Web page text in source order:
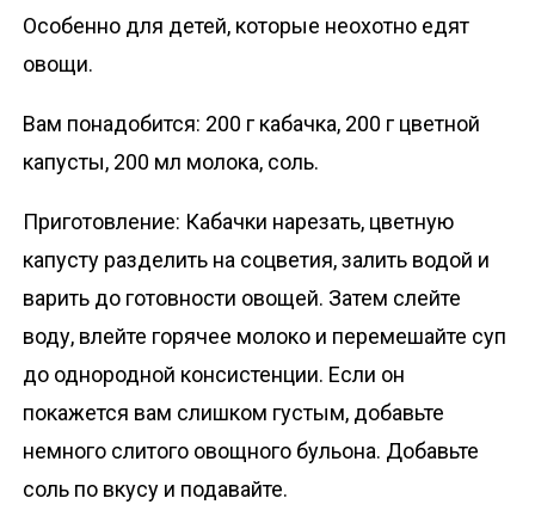
Особенно для детей, которые неохотно едят
овощи.
Вам понадобится: 200 г кабачка, 200 г цветной
капусты, 200 мл молока, соль.
Приготовление: Кабачки нарезать, цветную
капусту разделить на соцветия, залить водой и
варить до готовности овощей. Затем слейте
воду, влейте горячее молоко и перемешайте суп
до однородной консистенции. Если он
покажется вам слишком густым, добавьте
немного слитого овощного бульона. Добавьте
соль по вкусу и подавайте.